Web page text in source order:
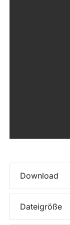
Download
Dateigröße